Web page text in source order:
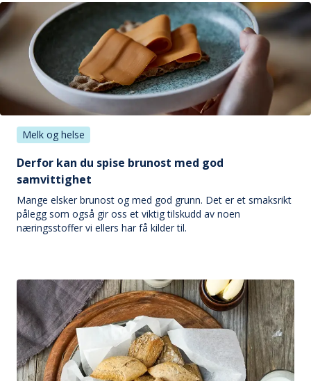
Melk og helse
Derfor kan du spise brunost med god
samvittighet
Mange elsker brunost og med god grunn. Det er et smaksrikt
pålegg som også gir oss et viktig tilskudd av noen
næringsstoffer vi ellers har få kilder til.